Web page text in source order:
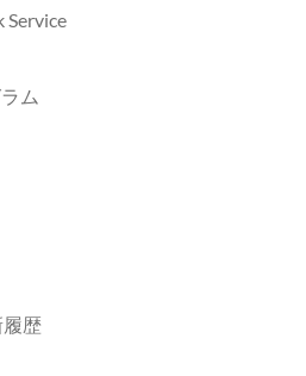
Service
ム
歴